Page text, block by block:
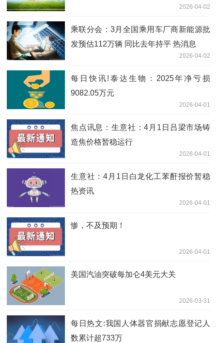
2026-04-02
乘联分会：3月全国乘用车厂商新能源批
发预估112万辆 同比去年持平 热消息
2026-04-02
每日快讯!泰达生物：2025年净亏损
9082.05万元
2026-04-01
焦点讯息：生意社：4月1日吕梁市场铸
造焦价格暂稳运行
2026-04-01
生意社：4月1日白龙化工苯酐报价暂稳
热资讯
2026-04-01
惨，不及预期！
2026-04-01
美国汽油突破每加仑4美元大关
2026-03-31
每日热文:我国人体器官捐献志愿登记人
数累计超733万